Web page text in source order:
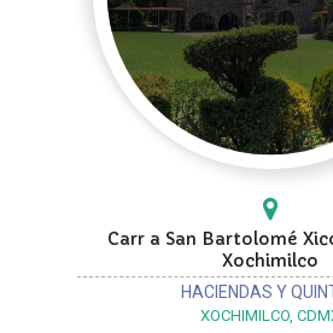
Carr a San Bartolomé
Xochimilco
HACIENDAS Y
XOCHIMILCO,